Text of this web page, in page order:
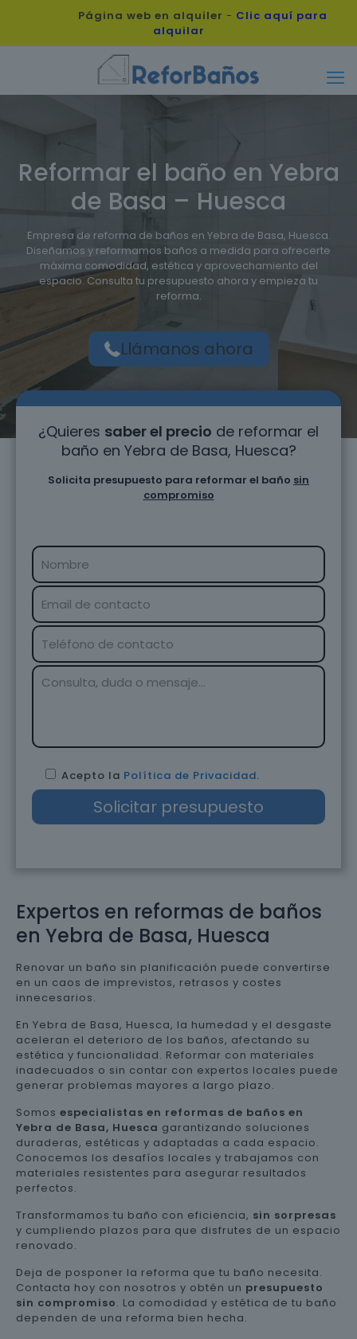
Página web en alquiler - Clic aquí para
alquilar
Reformar el baño en Yebra
de Basa – Huesca
Empresa de reforma de baños en Yebra de Basa, Huesca.
Diseñamos y reformamos baños a medida para ofrecerte
máxima comodidad, estética y aprovechamiento del
espacio. Consulta tu presupuesto ahora y empieza tu
reforma.
Llámanos ahora
Expertos en reformas de baños
en Yebra de Basa, Huesca
Renovar un baño sin planificación puede convertirse
en un caos de imprevistos, retrasos y costes
innecesarios.
En Yebra de Basa, Huesca, la humedad y el desgaste
aceleran el deterioro de los baños, afectando su
estética y funcionalidad. Reformar con materiales
inadecuados o sin contar con expertos locales puede
generar problemas mayores a largo plazo.
Somos especialistas en reformas de baños en
Yebra de Basa, Huesca garantizando soluciones
duraderas, estéticas y adaptadas a cada espacio.
Conocemos los desafíos locales y trabajamos con
materiales resistentes para asegurar resultados
perfectos.
Transformamos tu baño con eficiencia, sin sorpresas
y cumpliendo plazos para que disfrutes de un espacio
renovado.
Deja de posponer la reforma que tu baño necesita.
Contacta hoy con nosotros y obtén un presupuesto
sin compromiso. La comodidad y estética de tu baño
dependen de una reforma bien hecha.
¿Quieres saber el precio de reformar el
baño en Yebra de Basa, Huesca?
Solicita presupuesto para reformar el baño sin
compromiso
Acepto la Política de Privacidad.